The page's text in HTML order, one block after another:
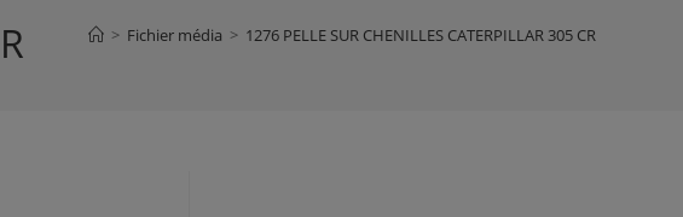
WEBSITE
> Fichier média > 1276 PELLE SUR CHENILLES CATERPILLAR 305 CR